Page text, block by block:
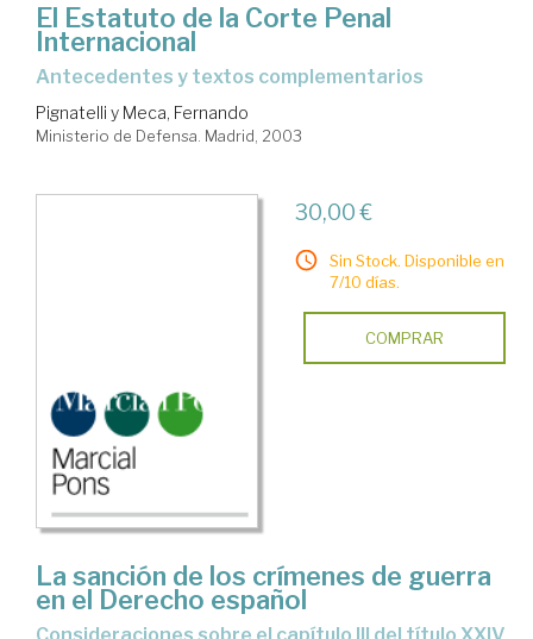
El Estatuto de la Corte Penal
Internacional
antecedentes y textos complementarios
Pignatelli y Meca, Fernando
Ministerio de Defensa. Madrid, 2003
30,00 €
Sin Stock. Disponible en
7/10 días.
COMPRAR
La sanción de los crímenes de guerra
en el Derecho español